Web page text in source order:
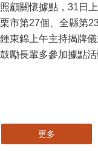
顧關懷據點，31日
市第27個、全縣第
東錦上午主持揭牌
勵長輩多參加據點活
更多